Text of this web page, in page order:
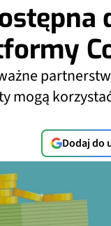
mogą
Dodaj do